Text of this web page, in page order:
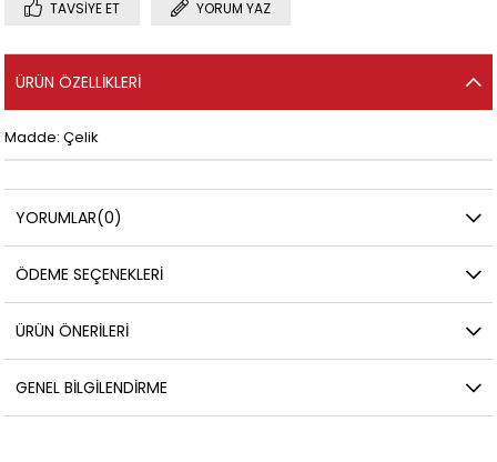
TAVSIYE ET YORUM YAZ
ÜRÜN ÖZELLIKLERI
Madde: Çelik
YORUMLAR(0)
ÖDEME SEÇENEKLERI
ÜRÜN ÖNERILERI
GENEL BILGILENDIRME